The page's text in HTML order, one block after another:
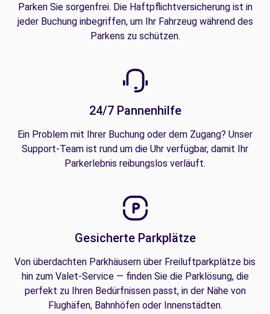
Parken Sie sorgenfrei. Die Haftpflichtversicherung ist in
jeder Buchung inbegriffen, um Ihr Fahrzeug während des
Parkens zu schützen.
24/7 Pannenhilfe
Ein Problem mit Ihrer Buchung oder dem Zugang? Unser
Support-Team ist rund um die Uhr verfügbar, damit Ihr
Parkerlebnis reibungslos verläuft.
Gesicherte Parkplätze
Von überdachten Parkhäusern über Freiluftparkplätze bis
hin zum Valet-Service — finden Sie die Parklösung, die
perfekt zu Ihren Bedürfnissen passt, in der Nähe von
Flughäfen, Bahnhöfen oder Innenstädten.